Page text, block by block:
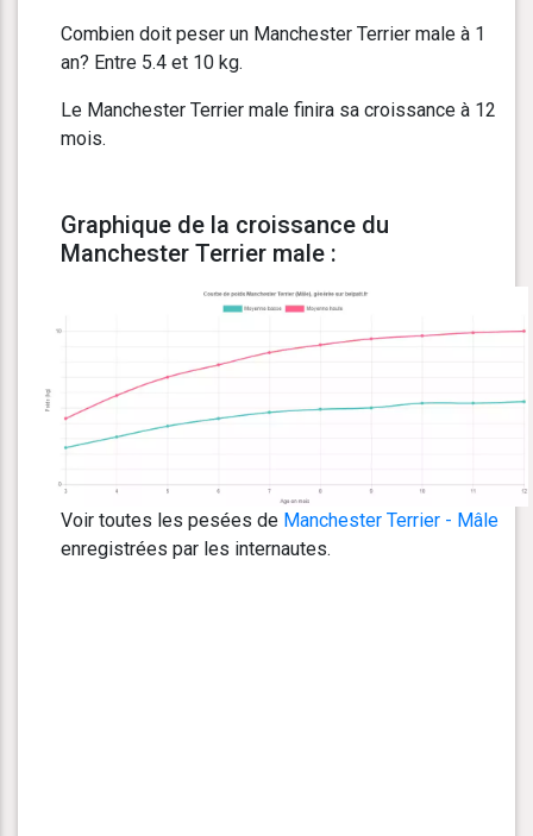
Combien doit peser un Manchester Terrier male à 1
an? Entre 5.4 et 10 kg.
Le Manchester Terrier male finira sa croissance à 12
mois.
Graphique de la croissance du
Manchester Terrier male :
Voir toutes les pesées de Manchester Terrier - Mâle
enregistrées par les internautes.